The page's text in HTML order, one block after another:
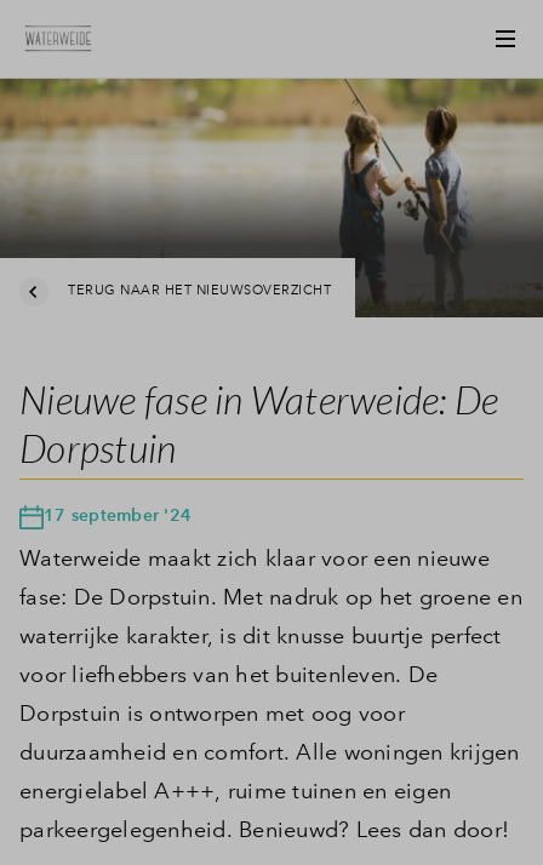
TERUG NAAR HET NIEUWSOVERZICHT
Nieuwe fase in Waterweide: De
Dorpstuin
17 september '24
Waterweide maakt zich klaar voor een nieuwe
fase: De Dorpstuin. Met nadruk op het groene en
waterrijke karakter, is dit knusse buurtje perfect
voor liefhebbers van het buitenleven. De
Dorpstuin is ontworpen met oog voor
duurzaamheid en comfort. Alle woningen krijgen
energielabel A+++, ruime tuinen en eigen
parkeergelegenheid. Benieuwd? Lees dan door!